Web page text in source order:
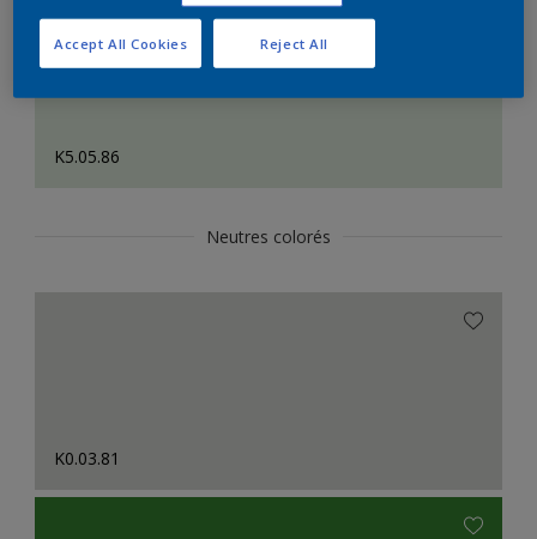
K5.05.86
Neutres colorés
K0.03.81
Reject All
Accept All Cookies